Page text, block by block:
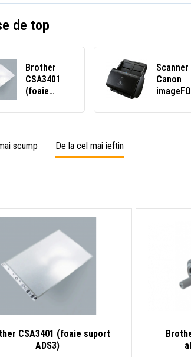
de top
Brother
CSA3401
(foaie
ADS3)
Scanner
Canon
scump
De la cel mai ieftin
CSA3401 (foaie suport
ADS3)